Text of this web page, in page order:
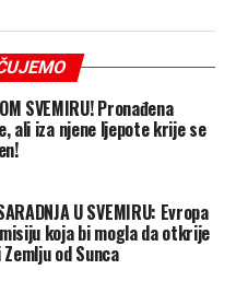
SVEMIRU! Pronađena
ali iza njene ljepote krije se
U SVEMIRU: Evropa
koja bi mogla da otkrije
od Sunca